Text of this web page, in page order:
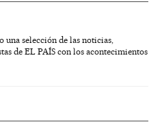
una selección de las noticias,
de EL PAÍS con los acontecimientos